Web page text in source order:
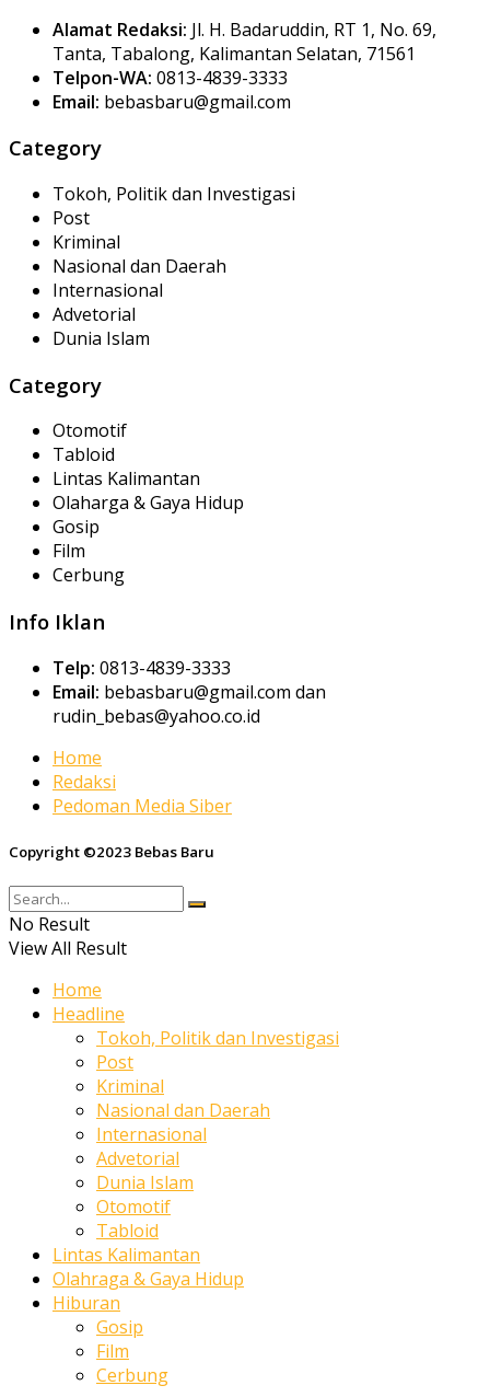
Alamat Redaksi: Jl. H. Badaruddin, RT 1, No. 69,
Tanta, Tabalong, Kalimantan Selatan, 71561
Telpon-WA: 0813-4839-3333
Email: bebasbaru@gmail.com
Category
Tokoh, Politik dan Investigasi
Post
Kriminal
Nasional dan Daerah
Internasional
Advetorial
Dunia Islam
Category
Otomotif
Tabloid
Lintas Kalimantan
Olaharga & Gaya Hidup
Gosip
Film
Cerbung
Info Iklan
Telp: 0813-4839-3333
Email: bebasbaru@gmail.com dan
rudin_bebas@yahoo.co.id
Home
Redaksi
Pedoman Media Siber
Copyright ©2023 Bebas Baru
No Result
View All Result
Home
Headline
Tokoh, Politik dan Investigasi
Post
Kriminal
Nasional dan Daerah
Internasional
Advetorial
Dunia Islam
Otomotif
Tabloid
Lintas Kalimantan
Olahraga & Gaya Hidup
Hiburan
Gosip
Film
Cerbung